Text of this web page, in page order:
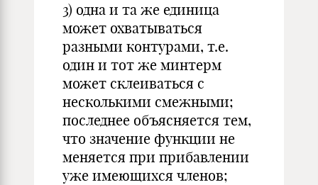
3) одна и та же единица
может охватываться
разными контурами, т.е.
один и тот же минтерм
может склеиваться с
несколькими смежными;
последнее объясняется тем,
что значение функции не
меняется при прибавлении
уже имеющихся членов;